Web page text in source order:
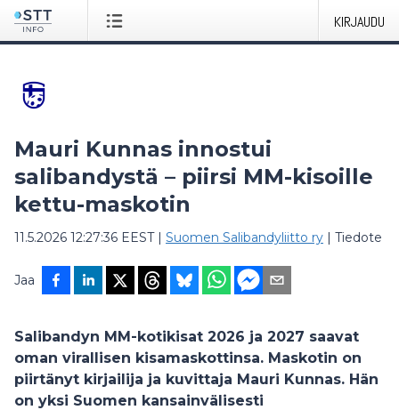
KIRJAUDU
Mauri Kunnas innostui
salibandystä – piirsi MM-kisoille
kettu-maskotin
11.5.2026 12:27:36 EEST| Suomen Salibandyliitto ry | Tiedote
Jaa
Salibandyn MM-kotikisat 2026 ja 2027 saavat
oman virallisen kisamaskottinsa. Maskotin on
piirtänyt kirjailija ja kuvittaja Mauri Kunnas. Hän
on yksi Suomen kansainvälisesti